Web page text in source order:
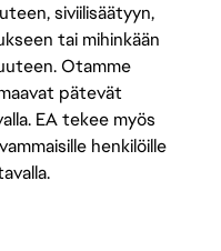
siviilisäätyyn,
tai mihinkään
Otamme
pätevät
EA tekee myös
henkilöille